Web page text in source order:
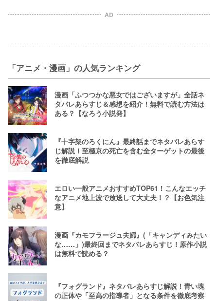
AD
「アニメ・漫画」の人気ランキング
漫画「ふつつかな悪女ではございますが」全話ネ
タバレあらすじ＆感想を紹介！無料で読む方法は
ある？【なろう小説発】
『十字架のろくにん』最終話までネタバレあらす
じ解説！至極京の死亡を含む全ターゲットの最後
を徹底解説
エロい一般アニメおすすめTOP61！こんなエッチ
なアニメ地上波で放送して大丈夫！？【お色気注
意】
漫画『カモフラージュ夫婦』(「キャンディみたい
な……」)最終回までネタバレあらすじ！原作小説
は無料で読める？
『フォグランド』ネタバレあらすじ解説！青い塊
の正体や「至高の指導者」となる条件を徹底考察